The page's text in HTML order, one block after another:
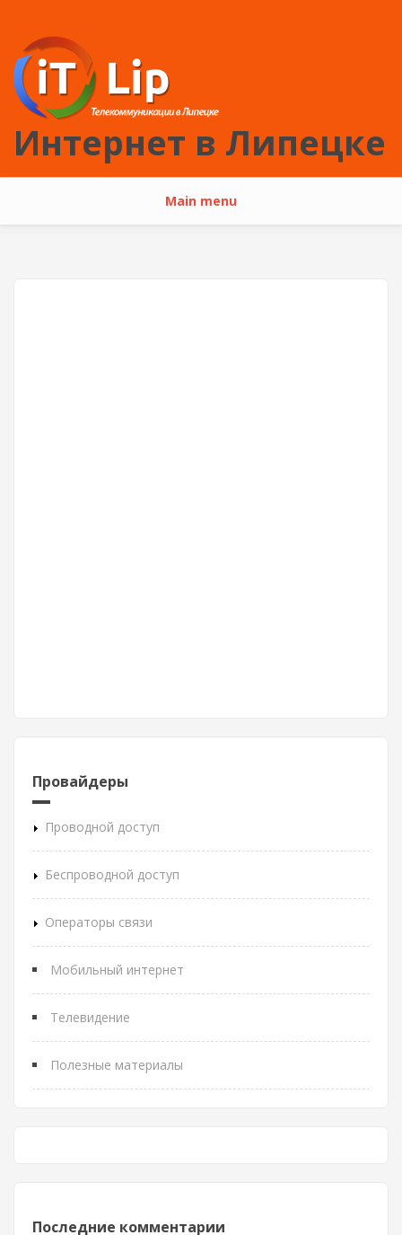
Интернет в Липецке
Main menu
Провайдеры
Проводной доступ
Беспроводной доступ
Операторы связи
Мобильный интернет
Телевидение
Полезные материалы
Последние комментарии